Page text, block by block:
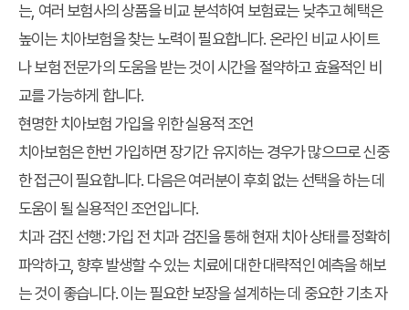
는, 여러 보험사의 상품을 비교 분석하여 보험료는 낮추고 혜택은
높이는 치아보험을 찾는 노력이 필요합니다. 온라인 비교 사이트
나 보험 전문가의 도움을 받는 것이 시간을 절약하고 효율적인 비
교를 가능하게 합니다.
현명한 치아보험 가입을 위한 실용적 조언
치아보험은 한번 가입하면 장기간 유지하는 경우가 많으므로 신중
한 접근이 필요합니다. 다음은 여러분이 후회 없는 선택을 하는 데
도움이 될 실용적인 조언입니다.
치과 검진 선행:가입 전 치과 검진을 통해 현재 치아 상태를 정확히
파악하고, 향후 발생할 수 있는 치료에 대한 대략적인 예측을 해보
는 것이 좋습니다. 이는 필요한 보장을 설계하는 데 중요한 기초 자